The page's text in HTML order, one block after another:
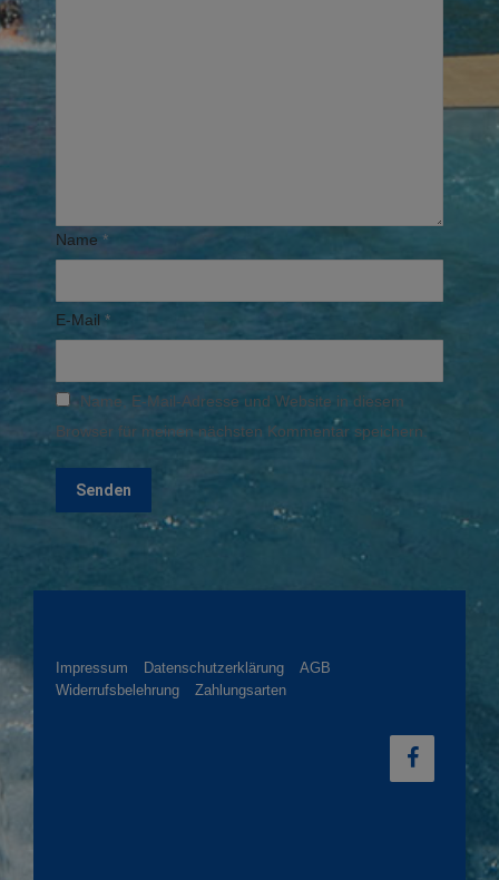
Name *
E-Mail *
Name, E-Mail-Adresse und Website in diesem
Browser für meinen nächsten Kommentar speichern.
Impressum Datenschutzerklärung
AGB
Widerrufsbelehrung
Zahlungsarten